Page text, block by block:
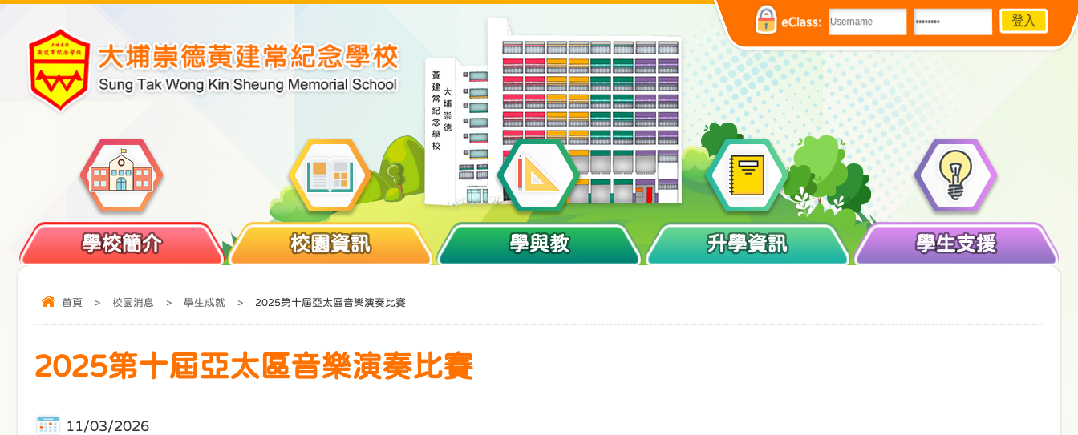
eClass:
學校簡介 校園資訊 學與教 升學資訊 學生支援
首頁 > 校園消息 > 學生成就 > 2025第十屆亞太區音樂演奏比賽
2025第十屆亞太區音樂演奏比賽
11/03/2026